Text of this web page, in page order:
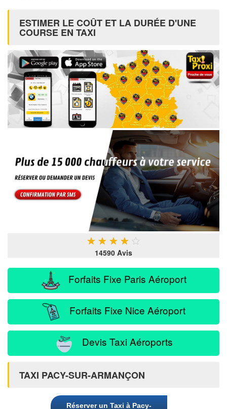
ESTIMER LE COÛT ET LA DURÉE D'UNE
COURSE EN TAXI
★ ★ ★ ★ ★
14590 Avis
Forfaits Fixe Paris Aéroport
Forfaits Fixe Nice Aéroport
Devis Taxi Aéroports
TAXI PACY-SUR-ARMANÇON
Réserver un Taxi à Pacy-